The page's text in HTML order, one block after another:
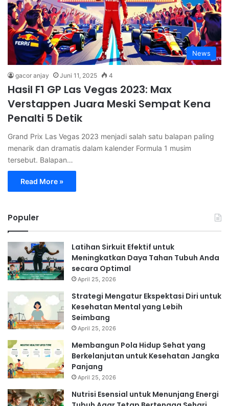
News
gacor anjay Juni 11, 2025 4
Hasil F1 GP Las Vegas 2023: Max
Verstappen Juara Meski Sempat Kena
Penalti 5 Detik
Grand Prix Las Vegas 2023 menjadi salah satu balapan paling
menarik dan dramatis dalam kalender Formula 1 musim
tersebut. Balapan…
Read More »
Populer
Latihan Sirkuit Efektif untuk
Meningkatkan Daya Tahan Tubuh Anda
secara Optimal
April 25, 2026
Strategi Mengatur Ekspektasi Diri untuk
Kesehatan Mental yang Lebih
Seimbang
April 25, 2026
Membangun Pola Hidup Sehat yang
Berkelanjutan untuk Kesehatan Jangka
Panjang
April 25, 2026
Nutrisi Esensial untuk Menunjang Energi